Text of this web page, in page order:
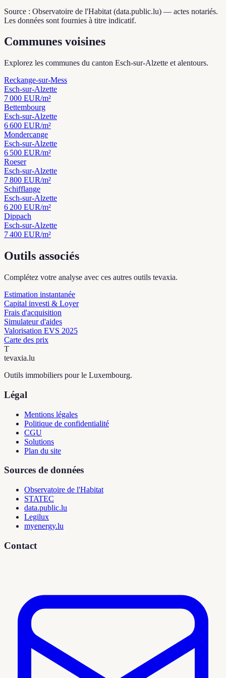
Source : Observatoire de l'Habitat (data.public.lu) — actes notariés.
Les données sont fournies à titre indicatif.
Communes voisines
Explorez les communes du canton Esch-sur-Alzette et alentours.
Reckange-sur-Mess
Esch-sur-Alzette
7 000 EUR/m²
Bettembourg
Esch-sur-Alzette
6 600 EUR/m²
Mondercange
Esch-sur-Alzette
6 500 EUR/m²
Roeser
Esch-sur-Alzette
7 800 EUR/m²
Schifflange
Esch-sur-Alzette
6 200 EUR/m²
Dippach
Esch-sur-Alzette
7 400 EUR/m²
Outils associés
Complétez votre analyse avec ces autres outils tevaxia.
Estimation instantanée
Capital investi & Loyer
Frais d'acquisition
Simulateur d'aides
Valorisation EVS 2025
Carte des prix
T
tevaxia.lu
Outils immobiliers pour le Luxembourg.
Légal
Mentions légales
Politique de confidentialité
CGU
Solutions
Plan du site
Sources de données
Observatoire de l'Habitat
STATEC
data.public.lu
Legilux
myenergy.lu
Contact